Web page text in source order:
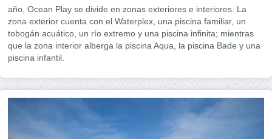
año, Ocean Play se divide en zonas exteriores e interiores. La
zona exterior cuenta con el Waterplex, una piscina familiar, un
tobogán acuático, un río extremo y una piscina infinita; mientras
que la zona interior alberga la piscina Aqua, la piscina Bade y una
piscina infantil.